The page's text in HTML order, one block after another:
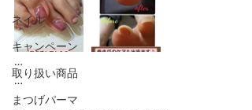
ネイル
キャンペーン
取り扱い商品
まつげパーマ
…
…